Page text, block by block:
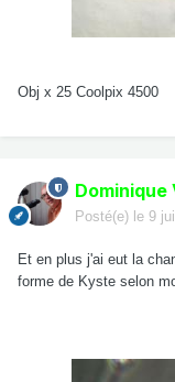
Obj x 25 Coolpix 4500
Dominique
Posté(e) le 9
Et en plus j'ai eut la
forme de Kyste selon